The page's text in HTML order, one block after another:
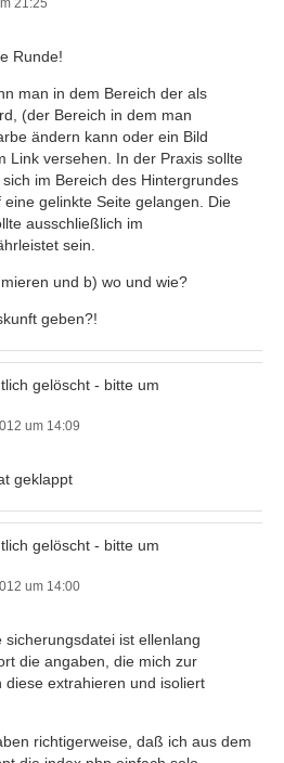
21:25
Runde!
man in dem Bereich der als
(der Bereich in dem man
ändern kann oder ein Bild
Link versehen. In der Praxis sollte
im Bereich des Hintergrundes
gelinkte Seite gelangen. Die
ausschließlich im
sein.
und b) wo und wie?
geben?!
gelöscht - bitte um
um 14:09
geklappt
gelöscht - bitte um
um 14:00
ist ellenlang
die angaben, die mich zur
extrahieren und isoliert
richtigerweise, daß ich aus dem